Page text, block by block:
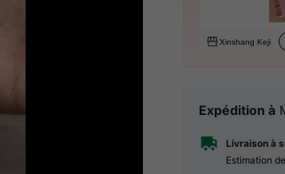
Xinshang Keji
Expédition à
Livraison à
Estimation